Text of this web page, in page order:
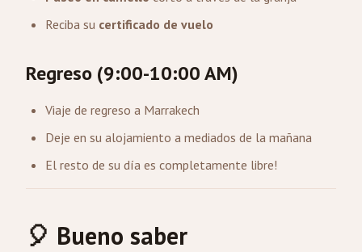
Reciba su certificado de vuelo
Regreso (9:00-10:00 AM)
Viaje de regreso a Marrakech
Deje en su alojamiento a mediados de la mañana
El resto de su día es completamente libre!
🎈 Bueno saber